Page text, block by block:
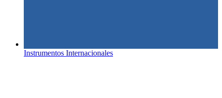
Instrumentos Internacionales